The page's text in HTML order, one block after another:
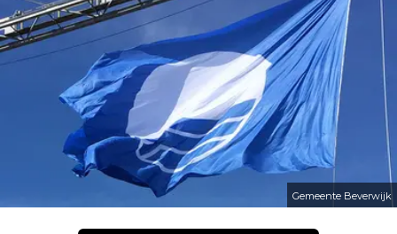
Gemeente Beverwijk